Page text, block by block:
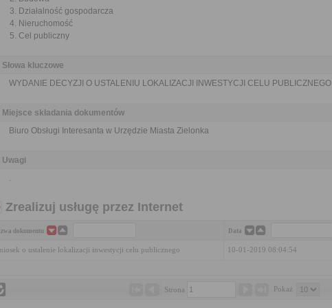
Działalność gospodarcza
Nieruchomość
Cel publiczny
Słowa kluczowe
WYDANIE DECYZJI O USTALENIU LOKALIZACJI INWESTYCJI CELU PUBLICZNEGO
Miejsce składania dokumentów
Biuro Obsługi Interesanta w Urzędzie Miasta Zielonka
Uwagi
.
Zrealizuj usługę przez Internet
dokumentu Data
o ustalenie lokalizacji inwestycji celu publicznego 10-01-2019 08:04:54
Strona Pokaż